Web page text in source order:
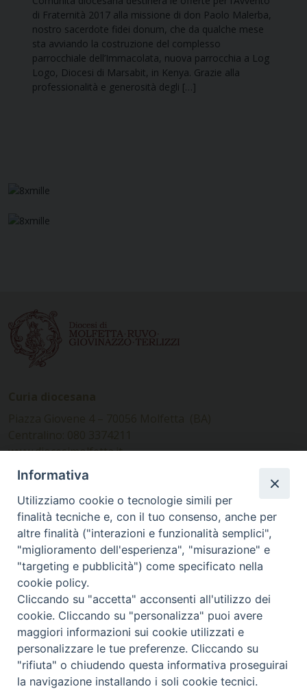
di Fraternità 2017 alla missione di don Paolo Malerba,
nostro sacerdote fidei donum, che da qualche mese
sta avviando la costruzione del complesso
parrocchiale dell’Immacolata, nuova parrocchia a Log
Logo, Diocesi di Marsabit, in Kenya. Grazie alla
professionalità e generosità degli […]
www.diocesimolfetta.it –
diocesimolfetta@pec.chiesacattolica.it
Ufficio Comunicazioni sociali
Piazza Giovene 4 – 70056 Molfetta (BA)
comunicazionisociali@diocesimolfetta.it
SEGUICI SU
Facebook
Instagram
X YouTube
Feed
Privacy Policy - trasparenza
Informativa
Utilizziamo cookie o tecnologie simili per
finalità tecniche e, con il tuo consenso, anche per
altre finalità ("interazioni e funzionalità semplici",
"miglioramento dell'esperienza", "misurazione" e
"targeting e pubblicità") come specificato nella
cookie policy.
Cliccando su "accetta" acconsenti all'utilizzo dei
cookie. Cliccando su "personalizza" puoi avere
maggiori informazioni sui cookie utilizzati e
personalizzare le tue preferenze. Cliccando su
"rifiuta" o chiudendo questa informativa proseguirai
la navigazione installando i soli cookie tecnici.